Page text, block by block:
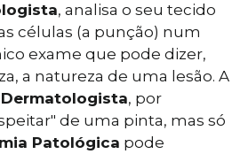
, analisa o seu tecido
células (a punção) num
exame que pode dizer,
a natureza de uma lesão. A
, por
de uma pinta, mas só
Patológica pode